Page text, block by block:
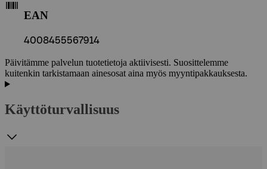
EAN
4008455567914
Päivitämme palvelun tuotetietoja aktiivisesti. Suosittelemme
kuitenkin tarkistamaan ainesosat aina myös myyntipakkauksesta.
Käyttöturvallisuus